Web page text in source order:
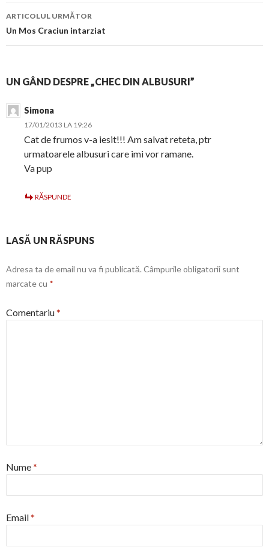
articol
ARTICOLUL URMĂTOR
Un Mos Craciun intarziat
UN GÂND DESPRE „CHEC DIN ALBUSURI”
Simona
17/01/2013 LA 19:26
Cat de frumos v-a iesit!!! Am salvat reteta, ptr
urmatoarele albusuri care imi vor ramane.
Va pup
RĂSPUNDE
LASĂ UN RĂSPUNS
Adresa ta de email nu va fi publicată. Câmpurile obligatorii sunt
marcate cu *
Comentariu*
Nume*
Email*